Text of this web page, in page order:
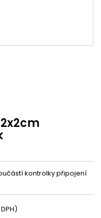
kontrolky připojení